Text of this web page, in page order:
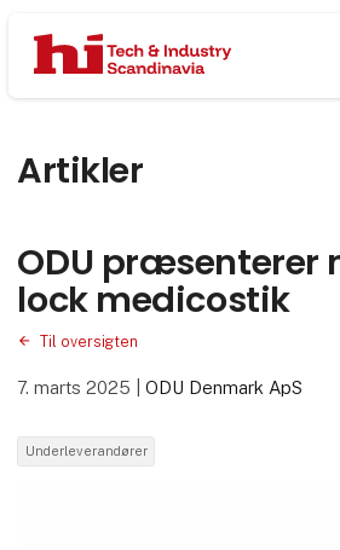
Artikler
ODU præsenterer
lock medicostik
Til oversigten
7. marts 2025 |ODU Denmark ApS
Underleverandører